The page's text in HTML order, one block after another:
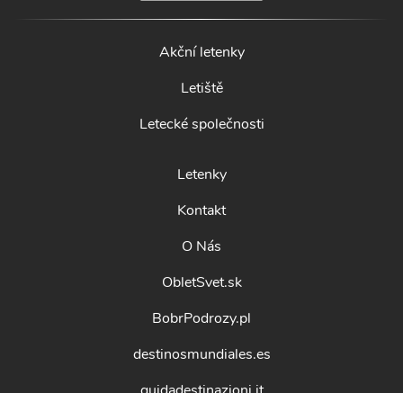
Akční letenky
Letiště
Letecké společnosti
Letenky
Kontakt
O Nás
ObletSvet.sk
BobrPodrozy.pl
destinosmundiales.es